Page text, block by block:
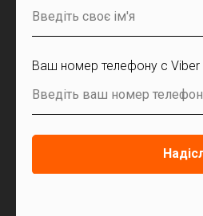
Підтвердження
Менеджер візьме ваші
Без застав або якої частини
Доставка
Введіть своє ім'я
Ваш номер телефону с Viber
Введіть ваш номер